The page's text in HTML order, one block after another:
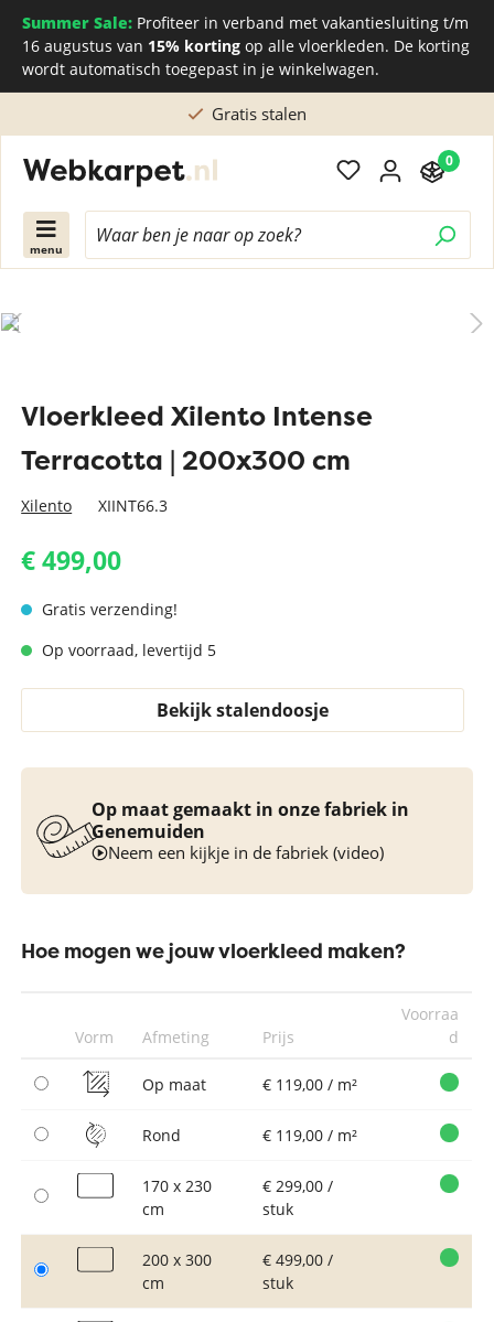
Summer Sale: Profiteer in verband met vakantiesluiting t/m
16 augustus van 15% korting op alle vloerkleden. De korting
wordt automatisch toegepast in je winkelwagen.
Gratis stalen
menu
0
Vloerkleed Xilento Intense
Terracotta | 200x300 cm
Xilento XIINT66.3
€ 499,00
Gratis verzending!
Op voorraad, levertijd 5
Bekijk stalendoosje
Op maat gemaakt in onze fabriek in
Genemuiden
Neem een kijkje in de fabriek (video)
Hoe mogen we jouw vloerkleed maken?
Vorm Afmeting Prijs
Voorraa
d
Op maat € 119,00 / m²
Rond € 119,00 / m²
170 x 230
cm
€ 299,00 /
stuk
200 x 300
cm
€ 499,00 /
stuk